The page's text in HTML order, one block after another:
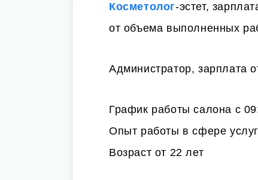
Косметолог-эстет,
от объема выполненных
Администратор, зарплата
График работы салона с
Опыт работы в сфере
Возраст от 22 лет